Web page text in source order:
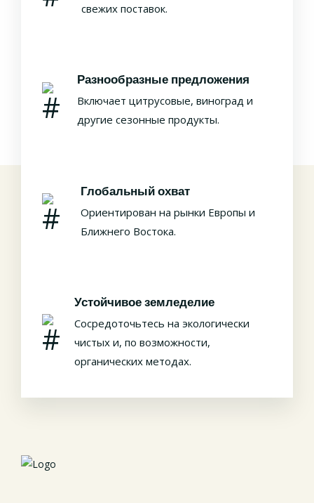
свежих поставок.
Разнообразные предложения
Включает цитрусовые, виноград и
другие сезонные продукты.
Глобальный охват
Ориентирован на рынки Европы и
Ближнего Востока.
Устойчивое земледелие
Сосредоточьтесь на экологически
чистых и, по возможности,
органических методах.